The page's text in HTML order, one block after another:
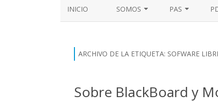
INICIO SOMOS PAS
MESA DE PAS
ARCHIVO DE LA ETIQUETA: SOFWARE
Sobre BlackBoard y